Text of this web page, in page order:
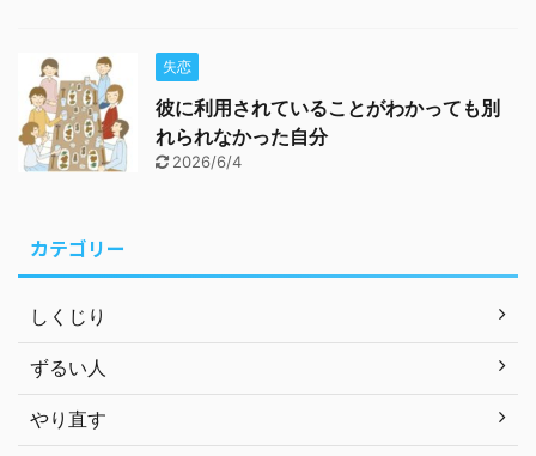
失恋
彼に利用されていることがわかっても別
れられなかった自分
2026/6/4
カテゴリー
しくじり
ずるい人
やり直す